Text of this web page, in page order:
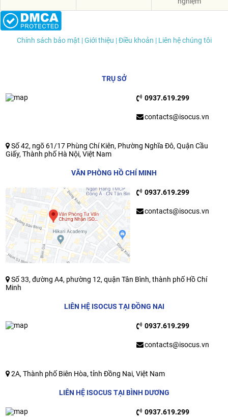
Chính sách bảo mật | Giới thiệu | Điều khoản | Liên hệ chúng tôi
TRỤ SỞ
0937.619.299
contacts@isocus.vn
Số 42, ngõ 61/17 Phùng Chí Kiên, Phường Nghĩa Đô, Quận Cầu
Giấy, Thành phố Hà Nội, Việt Nam
VĂN PHÒNG HỒ CHÍ MINH
0937.619.299
contacts@isocus.vn
Số 33, đường A4, phường 12, quận Tân Bình, thành phố Hồ Chí
Minh
LIÊN HỆ ISOCUS TẠI ĐỒNG NAI
0937.619.299
contacts@isocus.vn
2A, Thành phố Biên Hòa, tỉnh Đồng Nai, Việt Nam
LIÊN HỆ ISOCUS TẠI BÌNH DƯƠNG
0937.619.299